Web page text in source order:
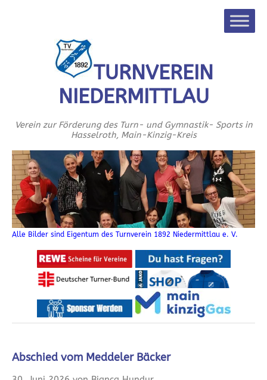
TURNVEREIN
NIEDERMITTLAU
Verein zur Förderung des Turn- und Gymnastik- Sports in
Hasselroth, Main-Kinzig-Kreis
Alle Bilder sind Eigentum des Turnverein 1892 Niedermittlau e. V.
Abschied vom Meddeler Bäcker